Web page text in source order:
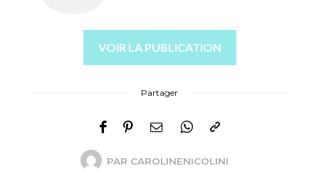
VOIR LA PUBLICATION
Partager
PAR CAROLINENICOLINI